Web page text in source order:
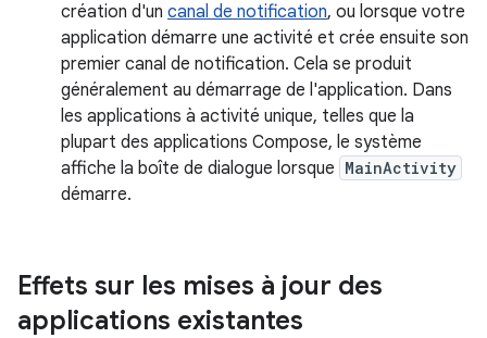
création d'un canal de notification, ou lorsque votre
application démarre une activité et crée ensuite son
premier canal de notification. Cela se produit
généralement au démarrage de l'application. Dans
les applications à activité unique, telles que la
plupart des applications Compose, le système
affiche la boîte de dialogue lorsque MainActivity
démarre.
Effets sur les mises à jour des
applications existantes